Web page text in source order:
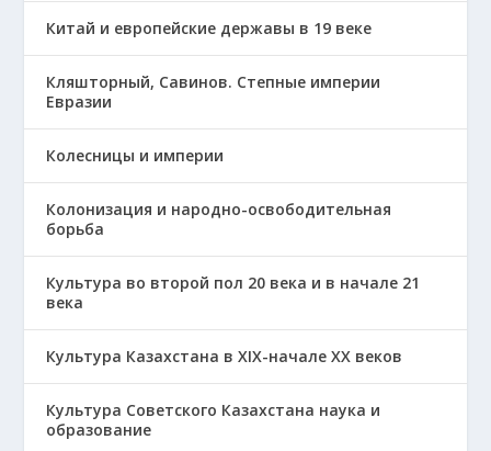
Китай и европейские державы в 19 веке
Кляшторный, Савинов. Степные империи
Евразии
Колесницы и империи
Колонизация и народно-освободительная
борьба
Культура во второй пол 20 века и в начале 21
века
Культура Казахстана в ХІХ-начале ХХ веков
Культура Советского Казахстана наука и
образование